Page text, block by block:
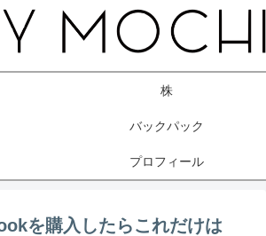
株
バックパック
プロフィール
を購入したらこれだけは